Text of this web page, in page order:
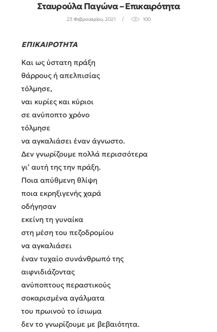
Σταυρούλα Παγώνα – Επικαιρότητα
23 Φεβρουαρίου, 2021 100
ΕΠΙΚΑΙΡΟΤΗΤΑ
Και ως ύστατη πράξη
θάρρους ή απελπισίας
τόλμησε,
ναι κυρίες και κύριοι
σε ανύποπτο χρόνο
τόλμησε
να αγκαλιάσει έναν άγνωστο.
Δεν γνωρίζουμε πολλά περισσότερα
γι’ αυτή της την πράξη.
Ποια απύθμενη θλίψη
ποια εκρηξιγενής χαρά
οδήγησαν
εκείνη τη γυναίκα
στη μέση του πεζοδρομίου
να αγκαλιάσει
έναν τυχαίο συνάνθρωπό της
αιφνιδιάζοντας
ανύποπτους περαστικούς
σοκαρισμένα αγάλματα
του πρωινού το ίσιωμα
δεν το γνωρίζουμε με βεβαιότητα.